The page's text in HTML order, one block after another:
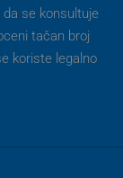
se konsultuje
tačan broj
koriste legalno